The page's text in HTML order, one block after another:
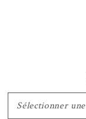
CATEGORIES